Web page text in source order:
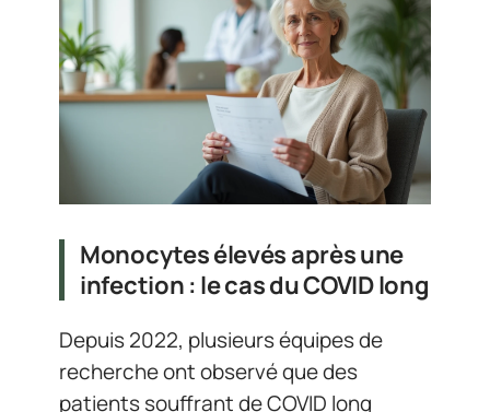
Monocytes élevés après une
infection : le cas du COVID long
Depuis 2022, plusieurs équipes de
recherche ont observé que des
patients souffrant de COVID long